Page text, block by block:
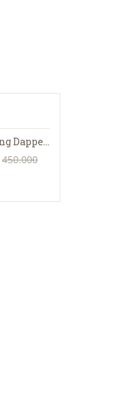
Bột Tạo Phồng Dapper Dan ULTRA MATTE TEXTURE DUST
450.000